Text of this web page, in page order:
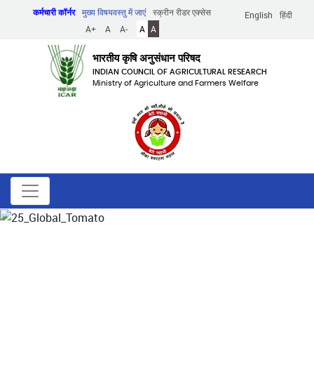
English हिंदी
कर्मचारी कॉर्नर मुख्य विषयवस्तु में जाएं
स्क्रीन रीडर एक्सेस
A+
A A- A A
भारतीय कृषि अनुसंधान परिषद
INDIAN COUNCIL OF AGRICULTURAL RESEARCH
Ministry of Agriculture and Farmers Welfare